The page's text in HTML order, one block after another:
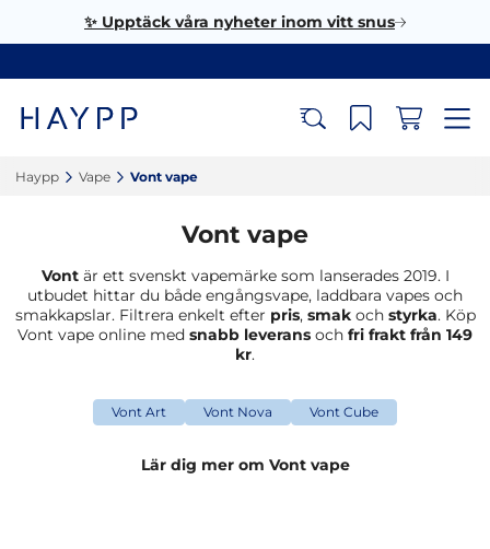
✨ Upptäck våra nyheter inom vitt snus
Haypp‎ Vape‎ Vont vape‎
Vont vape
Vontär ett svenskt vapemärke som lanserades 2019. I
utbudet hittar du både engångsvape, laddbara vapes och
smakkapslar. Filtrera enkelt efter pris, smakoch styrka. Köp
Vont vape online med snabb leverans och fri frakt från 149
kr.
Vont Art Vont Nova Vont Cube
Lär dig mer om Vont vape